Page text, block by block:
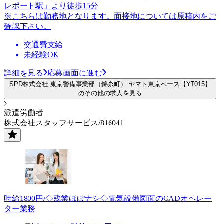
レポート駅」より徒歩15分
※こちらは勤務地となります。面接地については原稿内をご
確認下さい。
交通費支給
未経験OK
詳細を見る 応募画面に進む
SPD株式会社 東京警備事業部（錦糸町） ヤマト東京ベース【YT015】
のその他の求人を見る
派遣労働者
株式会社スタッフサービス/816041
時給1800円/◇残業ほぼナシ◇電気設備図面のCADオペレー
ター業務